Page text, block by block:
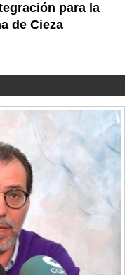
para la
de Cieza